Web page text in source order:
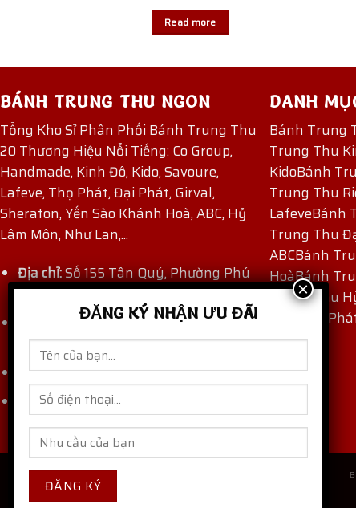
Read more
BÁNH TRUNG THU NGON
Tổng Kho Sỉ Phân Phối Bánh Trung Thu
20 Thương Hiệu Nổi Tiếng: Co Group,
Handmade, Kinh Đô, Kido, Savoure,
Lafeve, Thọ Phát, Đại Phát, Girval,
Sheraton, Yến Sào Khánh Hoà, ABC, Hỷ
Lâm Môn, Như Lan,...
Địa chỉ:Số 155 Tân Quý, Phường Phú
Thọ Hòa, TP Hồ Chí Minh, Việt Nam.
(+84) 909 171 971-(+84) 862
871 872
Email:thaocogroup@gmail.com
Website:banhtrungthungon.com
DANH
Bánh Trung
Trung Thu
KidoBánh
Trung Thu
LafeveBánh
Trung Thu
ABCBánh
HoàBánh
Trung Thu
Thu Thọ
ĐĂNG KÝ NHẬN ƯU ĐÃI